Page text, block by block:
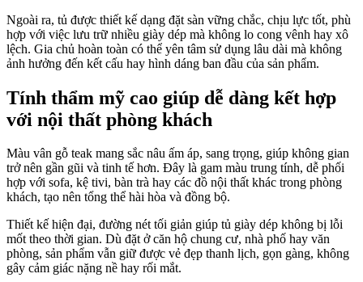
Ngoài ra, tủ được thiết kế dạng đặt sàn vững chắc, chịu lực tốt, phù
hợp với việc lưu trữ nhiều giày dép mà không lo cong vênh hay xô
lệch. Gia chủ hoàn toàn có thể yên tâm sử dụng lâu dài mà không
ảnh hưởng đến kết cấu hay hình dáng ban đầu của sản phẩm.
Tính thẩm mỹ cao giúp dễ dàng kết hợp
với nội thất phòng khách
Màu vân gỗ teak mang sắc nâu ấm áp, sang trọng, giúp không gian
trở nên gần gũi và tinh tế hơn. Đây là gam màu trung tính, dễ phối
hợp với sofa, kệ tivi, bàn trà hay các đồ nội thất khác trong phòng
khách, tạo nên tổng thể hài hòa và đồng bộ.
Thiết kế hiện đại, đường nét tối giản giúp tủ giày dép không bị lỗi
mốt theo thời gian. Dù đặt ở căn hộ chung cư, nhà phố hay văn
phòng, sản phẩm vẫn giữ được vẻ đẹp thanh lịch, gọn gàng, không
gây cảm giác nặng nề hay rối mắt.